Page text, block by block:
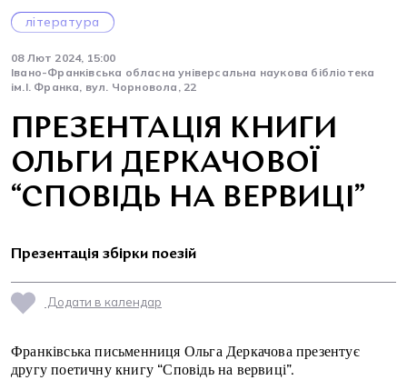
література
08 Лют 2024, 15:00
Івано-Франківська обласна універсальна наукова бібліотека
ім.І. Франка, вул. Чорновола, 22
ПРЕЗЕНТАЦІЯ КНИГИ
ОЛЬГИ ДЕРКАЧОВОЇ
“СПОВІДЬ НА ВЕРВИЦІ”
Презентація збірки поезій
Додати в календар
Франківська письменниця Ольга Деркачова презентує
другу поетичну книгу “Сповідь на вервиці”.